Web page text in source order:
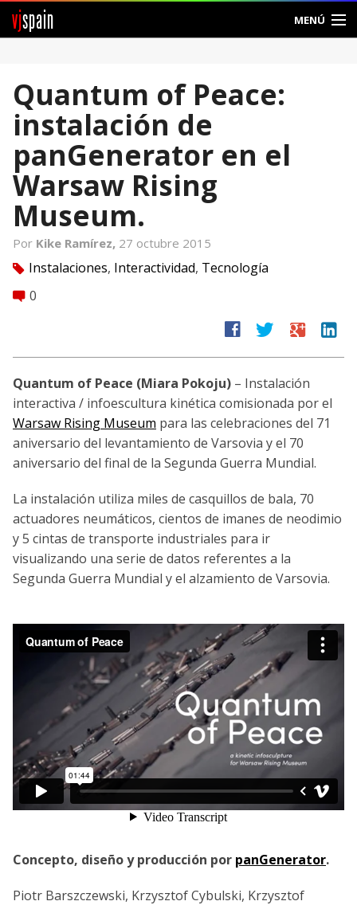
vjspain MENÚ
Foros
Noticias
Vjspain
Ayuda
Contacto
Entrar
Quantum of Peace:
instalación de
panGenerator en el
Warsaw Rising
Museum.
Por Kike Ramírez, 27 octubre 2015
tag Instalaciones, Interactividad, Tecnología
comment 0
facebook twitter google linkedin
Quantum of Peace (Miara Pokoju) – Instalación
interactiva / infoescultura kinética comisionada por el
Warsaw Rising Museum para las celebraciones del 71
aniversario del levantamiento de Varsovia y el 70
aniversario del final de la Segunda Guerra Mundial.
La instalación utiliza miles de casquillos de bala, 70
actuadores neumáticos, cientos de imanes de neodimio
y 5 cintas de transporte industriales para ir
visualizando una serie de datos referentes a la
Segunda Guerra Mundial y el alzamiento de Varsovia.
Concepto, diseño y producción por panGenerator.
Piotr Barszczewski, Krzysztof Cybulski, Krzysztof